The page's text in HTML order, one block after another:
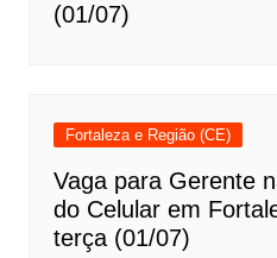
(01/07)
Fortaleza e Região (CE)
Vaga para Gerente
do Celular em
terça (01/07)